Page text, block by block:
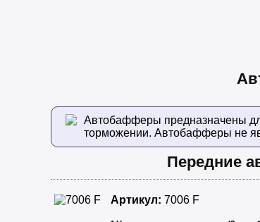
Автобафферы предназначены
торможении. Автобафферы не
Передние
Артикул: 7006 F